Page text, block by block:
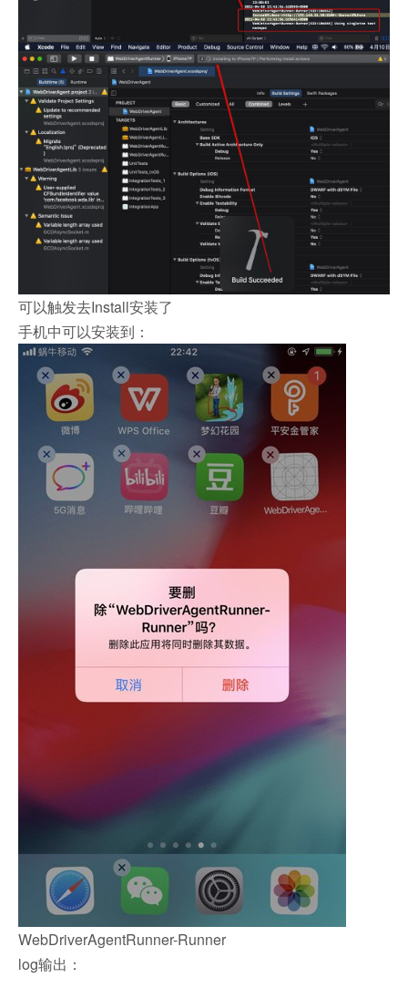
可以触发去Install安装了
手机中可以安装到：
WebDriverAgentRunner-Runner
log输出：